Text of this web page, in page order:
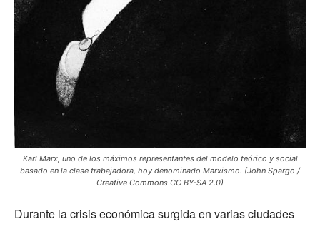
Karl Marx, uno de los máximos representantes del modelo teórico y social
basado en la clase trabajadora, hoy denominado Marxismo. (John Spargo /
Creative Commons CC BY-SA 2.0)
Durante la crisis económica surgida en varias ciudades